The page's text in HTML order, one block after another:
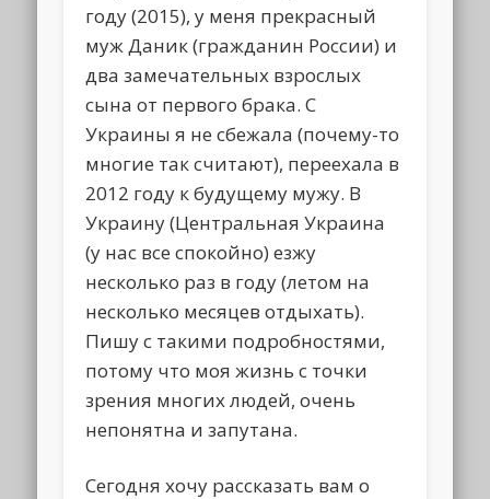
году (2015), у меня прекрасный
муж Даник (гражданин России) и
два замечательных взрослых
сына от первого брака. С
Украины я не сбежала (почему-то
многие так считают), переехала в
2012 году к будущему мужу. В
Украину (Центральная Украина
(у нас все спокойно) езжу
несколько раз в году (летом на
несколько месяцев отдыхать).
Пишу с такими подробностями,
потому что моя жизнь с точки
зрения многих людей, очень
непонятна и запутана.
Сегодня хочу рассказать вам о